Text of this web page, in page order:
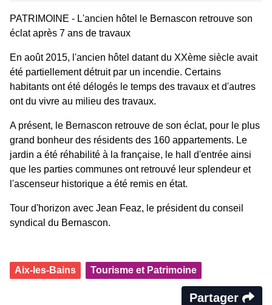
PATRIMOINE - L'ancien hôtel le Bernascon retrouve son
éclat après 7 ans de travaux
En août 2015, l'ancien hôtel datant du XXème siècle avait
été partiellement détruit par un incendie. Certains
habitants ont été délogés le temps des travaux et d'autres
ont du vivre au milieu des travaux.
A présent, le Bernascon retrouve de son éclat, pour le plus
grand bonheur des résidents des 160 appartements. Le
jardin a été réhabilité à la française, le hall d'entrée ainsi
que les parties communes ont retrouvé leur splendeur et
l'ascenseur historique a été remis en état.
Tour d'horizon avec Jean Feaz, le président du conseil
syndical du Bernascon.
Aix-les-Bains Tourisme et Patrimoine
Partager